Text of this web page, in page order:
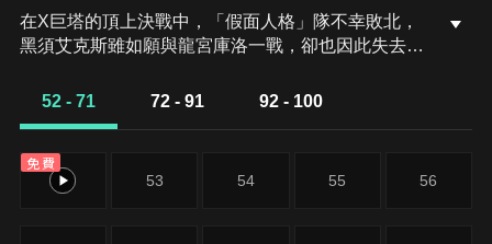
在X巨塔的頂上決戰中，「假面人格」隊不幸敗北，
黑須艾克斯雖如願與龍宮庫洛一戰，卻也因此失去了
市，更在陀螺界引發翻天覆地的變革。未知的強者陸
52 - 71 72 - 91 92 - 100
免費
52 53 54 55 56